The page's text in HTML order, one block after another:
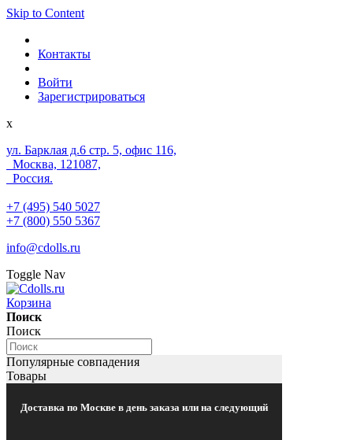
Skip to Content
Контакты
Войти
Зарегистрироваться
x
ул. Барклая д.6 стр. 5, офис 116,
Москва, 121087,
Россия.
+7 (495) 540 5027
+7 (800) 550 5367
info@cdolls.ru
Toggle Nav
Корзина
Поиск
Поиск
Популярные совпадения
Товары
Доставка по Москве в день заказа или на следующий